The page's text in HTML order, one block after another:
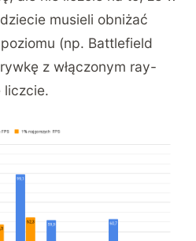
musieli obniżać
(np. Battlefield
z włączonym ray-
liczcie.